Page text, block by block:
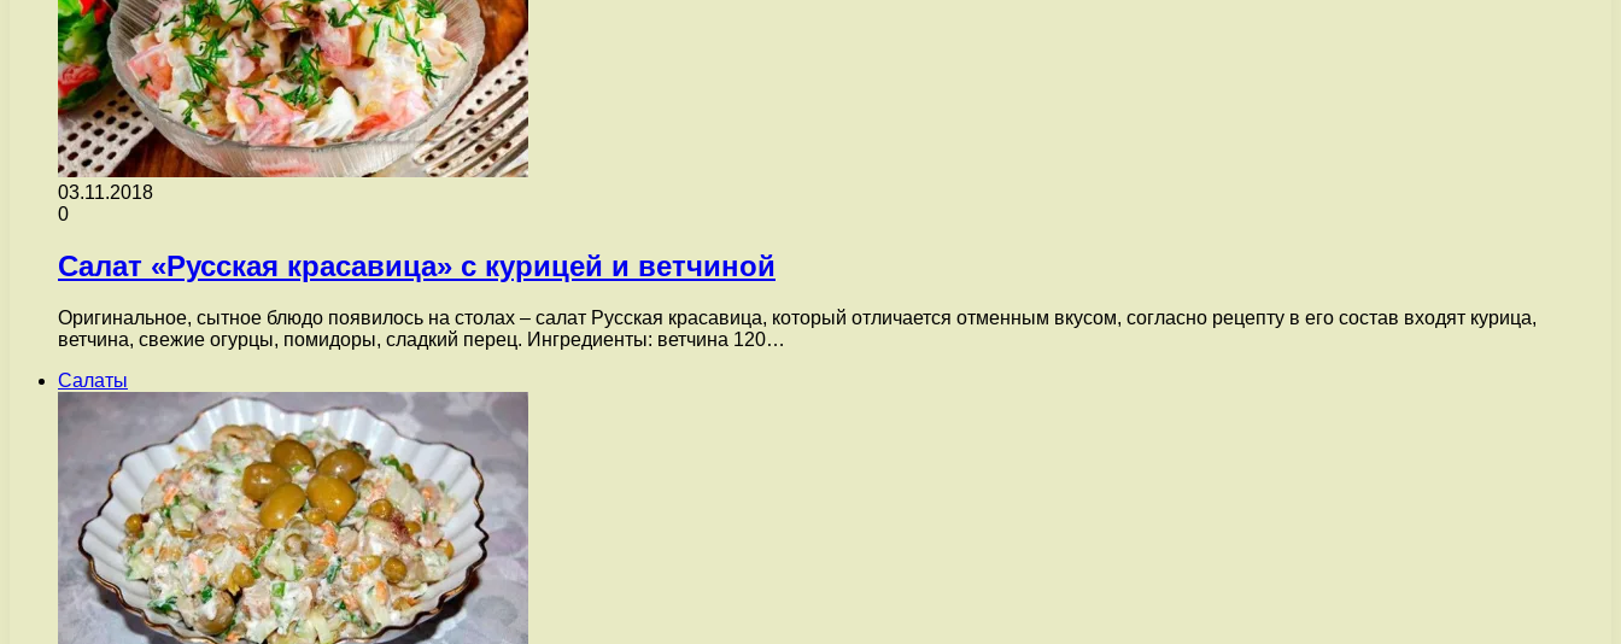
03.11.2018
0
Салат «Русская красавица» с курицей и ветчиной
Оригинальное, сытное блюдо появилось на столах – салат Русская красавица, который отличается отменным вкусом, согласно рецепту в его состав входят курица,
ветчина, свежие огурцы, помидоры, сладкий перец. Ингредиенты: ветчина 120…
Салаты